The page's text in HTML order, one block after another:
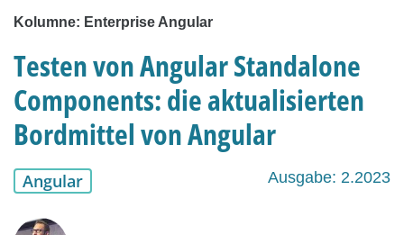
Kolumne: Enterprise Angular
Testen von Angular Standalone
Components: die aktualisierten
Bordmittel von Angular
Angular Ausgabe: 2.2023